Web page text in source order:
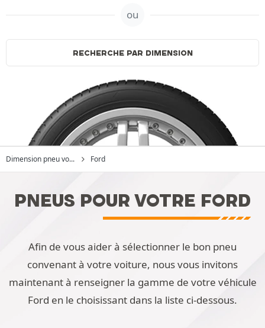
ou
RECHERCHE PAR DIMENSION
Dimension pneu vo... Ford
PNEUS POUR VOTRE FORD
Afin de vous aider à sélectionner le bon pneu
convenant à votre voiture, nous vous invitons
maintenant à renseigner la gamme de votre véhicule
Ford en le choisissant dans la liste ci-dessous.